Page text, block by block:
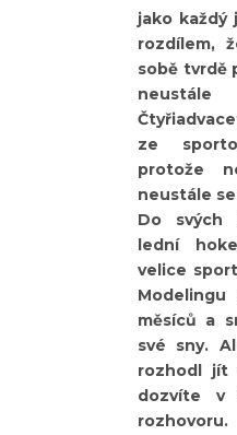
jako každý
rozdílem,
sobě tvrdě
ze
protože
neustále
Do svých
lední
velice
měsíců a
své sny.
rozhodl jít
dozvíte v
rozhovoru.